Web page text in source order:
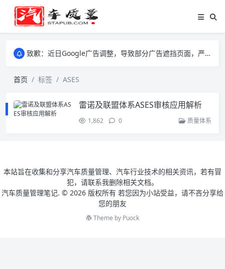
致歉：近日Google广告调整，导致部分广告遮挡页面，严重影响大家访问体验，将尽快调整完成，由此带来的不便，特意致歉！
致歉：近日Google广告调整，导致部分广告遮挡页面，严重影响大家访问体验，将尽快调整完成，由此带来的不便，特意致歉！
首页 标签 ASES
雷诺及联盟体系ASES审核应用解析
1,862 0 质量体系
本站旨在收集和分享汽车质量管理、汽车行业技术的相关资讯，若有冒
犯，请联系我删除相关文档。
汽车质量管理笔记. © 2026 版权所有 若您因为小站受益，请不吝分享给
您的朋友
Theme by Puock